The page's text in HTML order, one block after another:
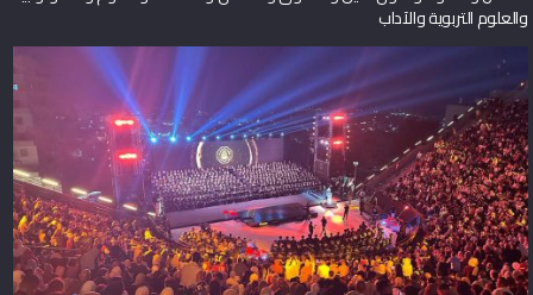
والعلوم التربوية والآداب